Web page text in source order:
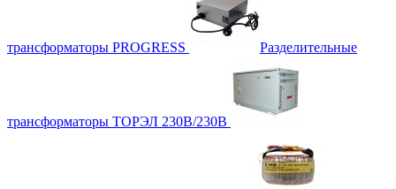
трансформаторы PROGRESS Разделительные
трансформаторы ТОРЭЛ 230В/230В